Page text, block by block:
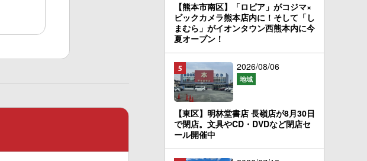
【熊本市南区】「ロピア」がコジマ×
ビックカメラ熊本店内に！そして「し
まむら」がイオンタウン西熊本内に今
夏オープン！
2026/08/06
地域
【東区】明林堂書店 長嶺店が8月30日
で閉店。文具やCD・DVDなど閉店セ
ール開催中